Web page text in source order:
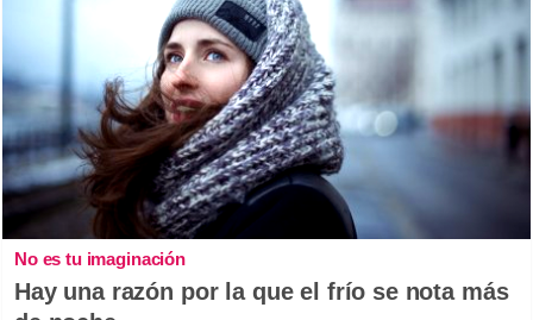
No es tu imaginación
Hay una razón por la que el frío se nota más